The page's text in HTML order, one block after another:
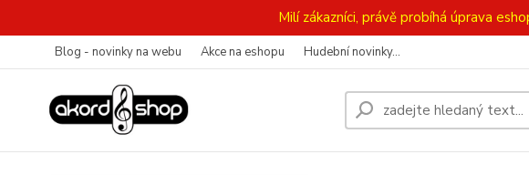
Milí zákazníci, právě probíhá úprava
Blog - novinky na webu Akce na eshopu Hudební novinky...